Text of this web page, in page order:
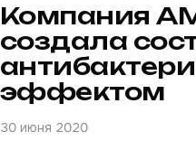
Компания
создала
эффектом
30 июня 2020